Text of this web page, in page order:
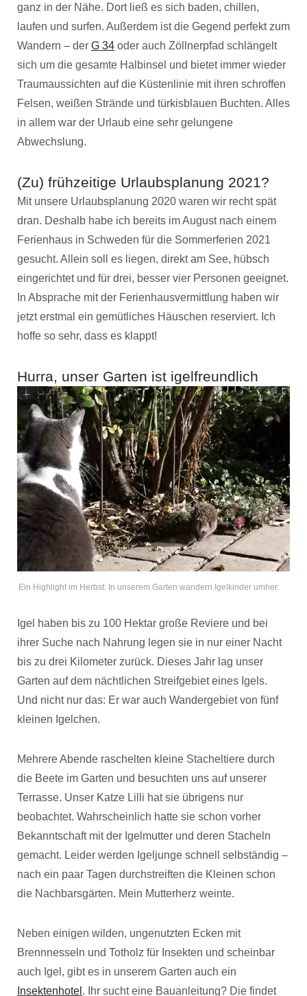
ganz in der Nähe. Dort ließ es sich baden, chillen,
laufen und surfen. Außerdem ist die Gegend perfekt zum
Wandern – der G 34 oder auch Zöllnerpfad schlängelt
sich um die gesamte Halbinsel und bietet immer wieder
Traumaussichten auf die Küstenlinie mit ihren schroffen
Felsen, weißen Strände und türkisblauen Buchten. Alles
in allem war der Urlaub eine sehr gelungene
Abwechslung.
(Zu) frühzeitige Urlaubsplanung 2021?
Mit unsere Urlaubsplanung 2020 waren wir recht spät
dran. Deshalb habe ich bereits im August nach einem
Ferienhaus in Schweden für die Sommerferien 2021
gesucht. Allein soll es liegen, direkt am See, hübsch
eingerichtet und für drei, besser vier Personen geeignet.
In Absprache mit der Ferienhausvermittlung haben wir
jetzt erstmal ein gemütliches Häuschen reserviert. Ich
hoffe so sehr, dass es klappt!
Hurra, unser Garten ist igelfreundlich
Ein Highlight im Herbst: In unserem Garten wandern Igelkinder umher.
Igel haben bis zu 100 Hektar große Reviere und bei
ihrer Suche nach Nahrung legen sie in nur einer Nacht
bis zu drei Kilometer zurück. Dieses Jahr lag unser
Garten auf dem nächtlichen Streifgebiet eines Igels.
Und nicht nur das: Er war auch Wandergebiet von fünf
kleinen Igelchen.
Mehrere Abende raschelten kleine Stacheltiere durch
die Beete im Garten und besuchten uns auf unserer
Terrasse. Unser Katze Lilli hat sie übrigens nur
beobachtet. Wahrscheinlich hatte sie schon vorher
Bekanntschaft mit der Igelmutter und deren Stacheln
gemacht. Leider werden Igeljunge schnell selbständig –
nach ein paar Tagen durchstreiften die Kleinen schon
die Nachbarsgärten. Mein Mutterherz weinte.
Neben einigen wilden, ungenutzten Ecken mit
Brennnesseln und Totholz für Insekten und scheinbar
auch Igel, gibt es in unserem Garten auch ein
Insektenhotel . Ihr sucht eine Bauanleitung? Die findet